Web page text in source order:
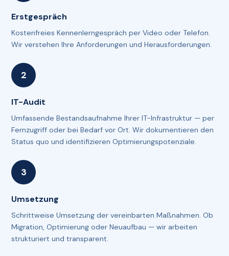
Erstgespräch
Kostenfreies Kennenlerngespräch per Video oder Telefon.
Wir verstehen Ihre Anforderungen und Herausforderungen.
IT-Audit
Umfassende Bestandsaufnahme Ihrer IT-Infrastruktur — per
Fernzugriff oder bei Bedarf vor Ort. Wir dokumentieren den
Status quo und identifizieren Optimierungspotenziale.
Umsetzung
Schrittweise Umsetzung der vereinbarten Maßnahmen. Ob
Migration, Optimierung oder Neuaufbau — wir arbeiten
strukturiert und transparent.